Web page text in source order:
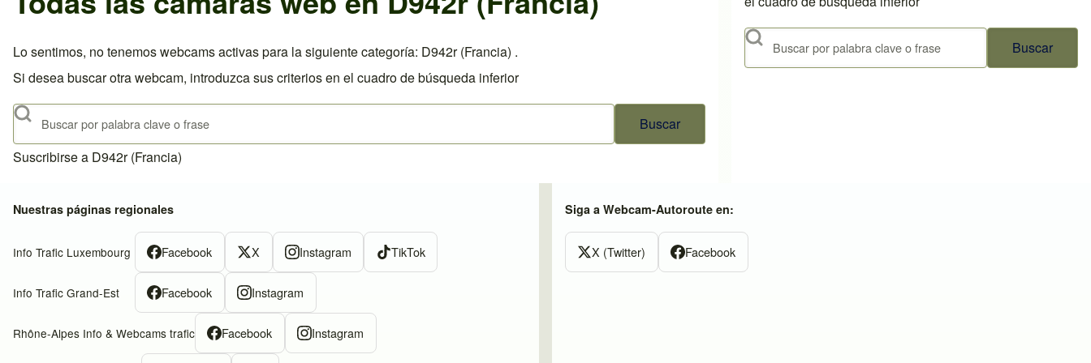
Lo sentimos, no tenemos webcams activas para la siguiente categoría: D942r (Francia) .
Si desea buscar otra webcam, introduzca sus criterios en el cuadro de búsqueda inferior
Buscar
Suscribirse a D942r (Francia)
Buscar
Nuestras páginas regionales
Info Trafic Luxembourg Facebook X Instagram TikTok
Info Trafic Grand-Est Facebook Instagram
Rhône-Alpes Info & Webcams trafic Facebook Instagram
Siga a Webcam-Autoroute en:
X (Twitter) Facebook